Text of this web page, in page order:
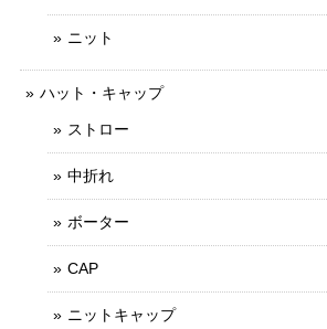
ニット
ハット・キャップ
ストロー
中折れ
ボーター
CAP
ニットキャップ